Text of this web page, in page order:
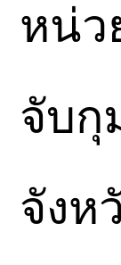
หน่ว
จับกุ
จังห